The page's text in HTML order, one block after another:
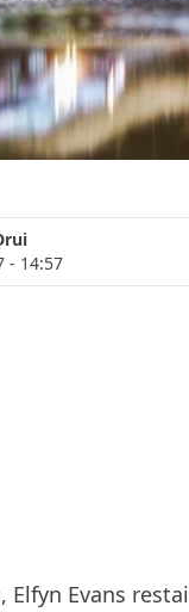
- 14:57
Elfyn Evans